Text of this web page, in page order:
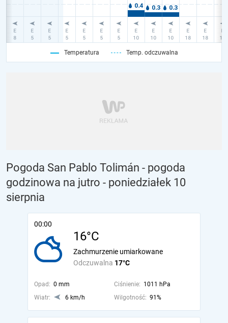
Temperatura Temp. odczuwalna
Pogoda San Pablo Tolimán - pogoda
godzinowa na jutro - poniedziałek 10
sierpnia
00:00
16°C
Odczuwalna 17°C
Zachmurzenie umiarkowane
Opad: 0 mm Ciśnienie: 1011 hPa
Wiatr:
6 km/h Wilgotność: 91%